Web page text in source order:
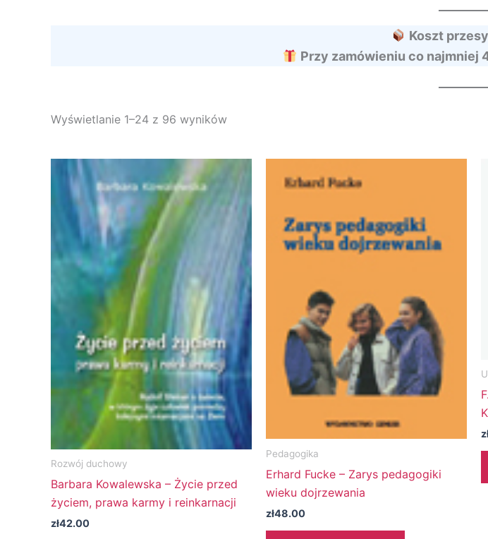
Koszt
Przy zamówieniu co najmniej
Wyświetlanie 1–24 z 96 wyników
Rozwój duchowy
Barbara Kowalewska – Życie przed
życiem, prawa karmy i reinkarnacji
zł42.00
Pedagogika
Erhard Fucke – Zarys pedagogiki
wieku dojrzewania
zł48.00